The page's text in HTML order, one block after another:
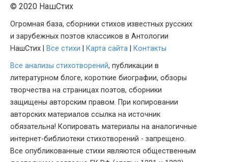
© 2020 НашСтих
Огромная база, сборники стихов известных русских
и зарубежных поэтов классиков в Антологии
НашСтих |
Все стихи Карта сайта
Контакты
Все анализы стихотворений, публикации в
литературном блоге, короткие биографии, обзоры
творчества на страницах поэтов, сборники
защищены авторским правом. При копировании
авторских материалов ссылка на источник
обязательна! Копировать материалы на аналогичные
интернет-библиотеки стихотворений - запрещено.
Все опубликованные стихи являются общественным